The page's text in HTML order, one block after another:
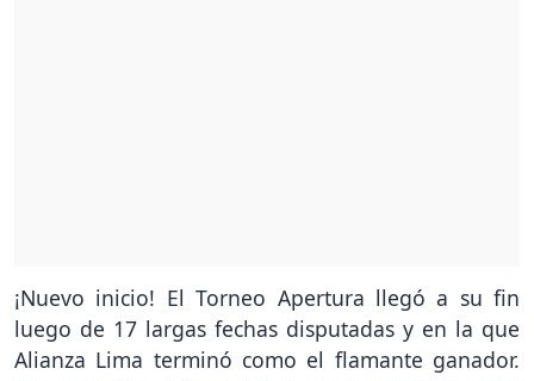
¡Nuevo inicio! El Torneo Apertura llegó a su fin
luego de 17 largas fechas disputadas y en la que
Alianza Lima terminó como el flamante ganador.